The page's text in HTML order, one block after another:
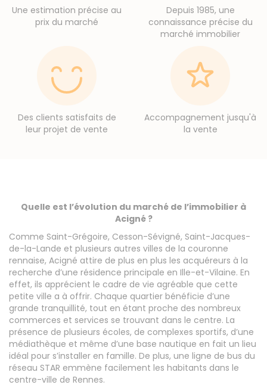
Une estimation précise au
prix du marché
Depuis 1985, une
connaissance précise du
marché immobilier
Des clients satisfaits de
leur projet de vente
Accompagnement jusqu'à
la vente
Quelle est l’évolution du marché de l’immobilier à
Acigné ?
Comme Saint-Grégoire, Cesson-Sévigné, Saint-Jacques-
de-la-Lande et plusieurs autres villes de la couronne
rennaise, Acigné attire de plus en plus les acquéreurs à la
recherche d’une résidence principale en Ille-et-Vilaine. En
effet, ils apprécient le cadre de vie agréable que cette
petite ville a à offrir. Chaque quartier bénéficie d’une
grande tranquillité, tout en étant proche des nombreux
commerces et services se trouvant dans le centre. La
présence de plusieurs écoles, de complexes sportifs, d’une
médiathèque et même d’une base nautique en fait un lieu
idéal pour s’installer en famille. De plus, une ligne de bus du
réseau STAR emmène facilement les habitants dans le
centre-ville de Rennes.